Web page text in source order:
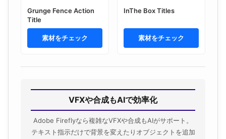
Grunge Fence Action
Title
素材をチェック
InThe Box Titles
素材をチェック
VFXや合成もAIで効率化
Adobe Fireflyなら複雑なVFXや合成もAIがサポート。
テキスト指示だけで背景を変えたりオブジェクトを追加